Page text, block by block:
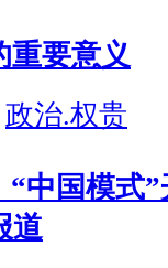
重要意义
政治.权贵
“中国模
道